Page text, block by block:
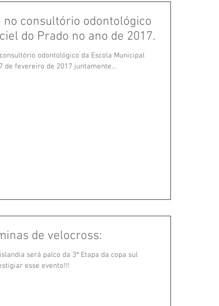
consultório odontológico
do Prado no ano de 2017.
odontológico da Escola Municipal
de fevereiro de 2017 juntamente...
de velocross:
será palco da 3ª Etapa da copa sul
esse evento!!!